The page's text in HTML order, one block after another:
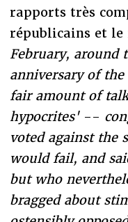
rapports très
républicains et le
February, around
anniversary of the
fair amount of
hypocrites' --
voted against the
would fail, and
but who
bragged about